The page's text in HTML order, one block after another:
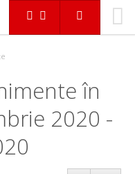
în
2020 -